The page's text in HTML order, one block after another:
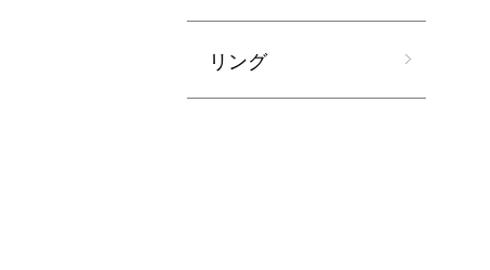
リング